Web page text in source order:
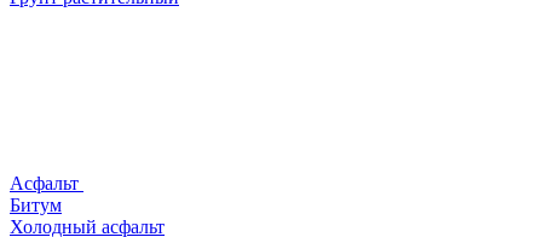
Асфальт
Битум
Холодный асфальт